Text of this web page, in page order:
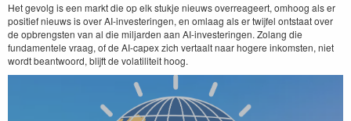
Het gevolg is een markt die op elk stukje nieuws overreageert, omhoog als er
positief nieuws is over AI-investeringen, en omlaag als er twijfel ontstaat over
de opbrengsten van al die miljarden aan AI-investeringen. Zolang die
fundamentele vraag, of de AI-capex zich vertaalt naar hogere inkomsten, niet
wordt beantwoord, blijft de volatiliteit hoog.